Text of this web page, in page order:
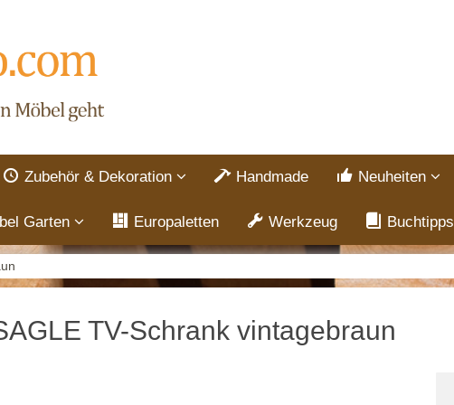
Zubehör & Dekoration Handmade Neuheiten
Garten Europaletten Werkzeug Buchtipps
TV-Schrank vintagebraun